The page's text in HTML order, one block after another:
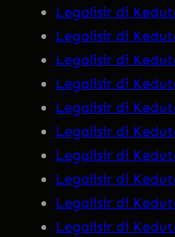
Legalisir di
Legalisir di
Legalisir di
Legalisir di
Legalisir di
Legalisir di
Legalisir di
Legalisir di
Legalisir di
Legalisir di